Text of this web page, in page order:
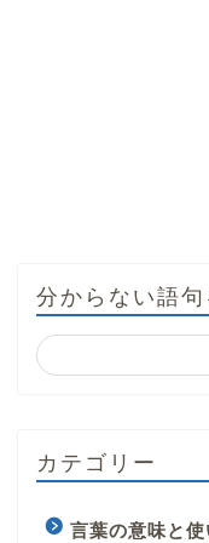
分からない語句
カテゴリー
言葉の意味と使